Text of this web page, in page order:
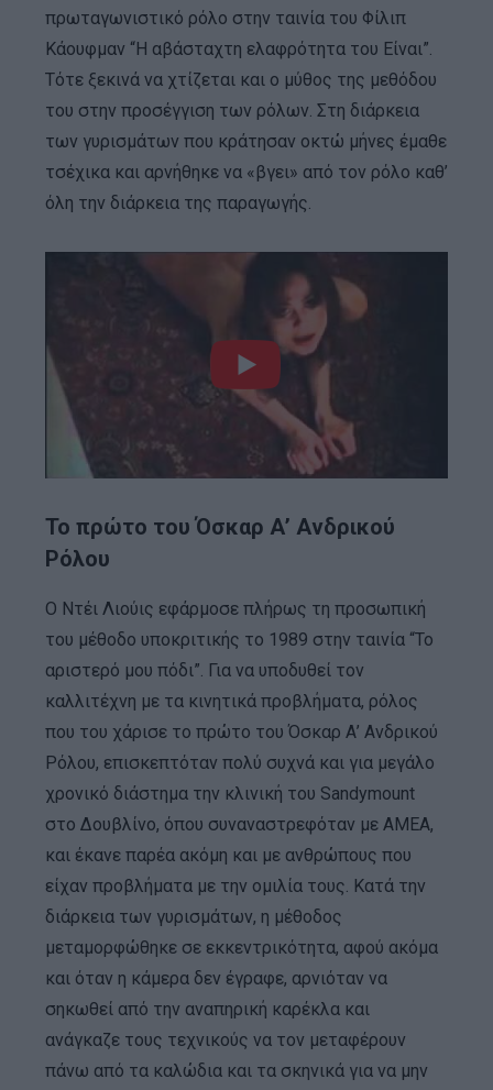
πρωταγωνιστικό ρόλο στην ταινία του Φίλιπ
Κάουφμαν “Η αβάσταχτη ελαφρότητα του Είναι”.
Τότε ξεκινά να χτίζεται και ο μύθος της μεθόδου
του στην προσέγγιση των ρόλων. Στη διάρκεια
των γυρισμάτων που κράτησαν οκτώ μήνες έμαθε
τσέχικα και αρνήθηκε να «βγει» από τον ρόλο καθ’
όλη την διάρκεια της παραγωγής.
Το πρώτο του Όσκαρ Α’ Ανδρικού
Ρόλου
Ο Ντέι Λιούις εφάρμοσε πλήρως τη προσωπική
του μέθοδο υποκριτικής το 1989 στην ταινία “Το
αριστερό μου πόδι”. Για να υποδυθεί τον
καλλιτέχνη με τα κινητικά προβλήματα, ρόλος
που του χάρισε το πρώτο του Όσκαρ Α’ Ανδρικού
Ρόλου, επισκεπτόταν πολύ συχνά και για μεγάλο
χρονικό διάστημα την κλινική του Sandymount
στο Δουβλίνο, όπου συναναστρεφόταν με ΑΜΕΑ,
και έκανε παρέα ακόμη και με ανθρώπους που
είχαν προβλήματα με την ομιλία τους. Κατά την
διάρκεια των γυρισμάτων, η μέθοδος
μεταμορφώθηκε σε εκκεντρικότητα, αφού ακόμα
και όταν η κάμερα δεν έγραφε, αρνιόταν να
σηκωθεί από την αναπηρική καρέκλα και
ανάγκαζε τους τεχνικούς να τον μεταφέρουν
πάνω από τα καλώδια και τα σκηνικά για να μην